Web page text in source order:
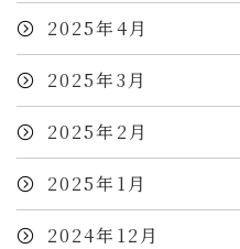
2025年4月
2025年3月
2025年2月
2025年1月
2024年12月